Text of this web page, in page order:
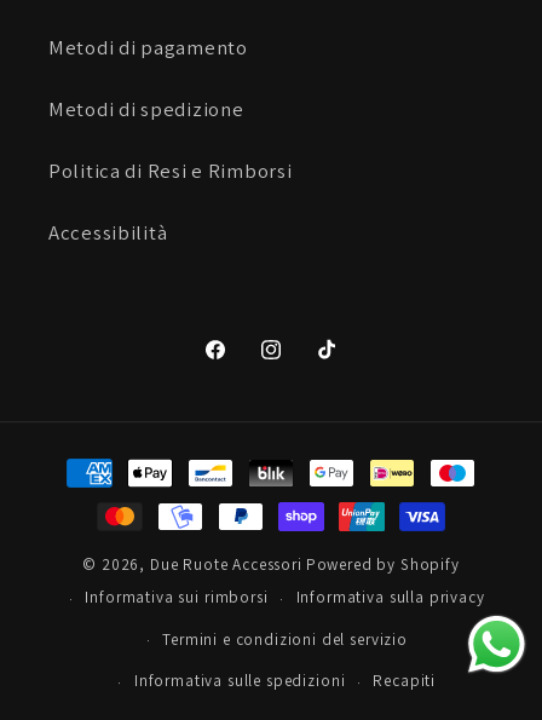
Metodi di pagamento
Metodi di spedizione
Politica di Resi e Rimborsi
Accessibilità
FacebookInstagramTikTok
Metodi
di
pagamento
© 2026, Due Ruote Accessori Powered by Shopify
Informativa sui rimborsi
Informativa sulla privacy
Termini e condizioni del servizio
Informativa sulle spedizioni Recapiti